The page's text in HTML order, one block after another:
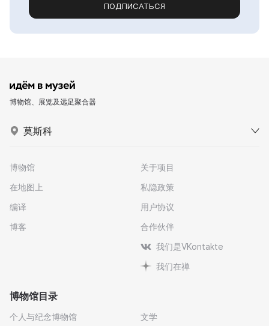
ПОДПИСАТЬСЯ
博物馆、展览及远足聚合器
莫斯科
博物馆
在地图上
编译
博客
关于项目
私隐政策
用户协议
合作伙伴
我们是VKontakte
我们在禅
博物馆目录
个人与纪念博物馆
文学